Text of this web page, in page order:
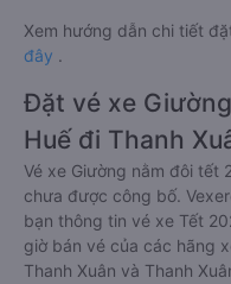
Xem hướng dẫn chi tiết
đây .
Đặt vé xe
Huế đi Thanh
Vé xe Giường nằm đôi tết
chưa được công bố.
bạn thông tin vé xe Tết
giờ bán vé của các hãng
Thanh Xuân và Thanh